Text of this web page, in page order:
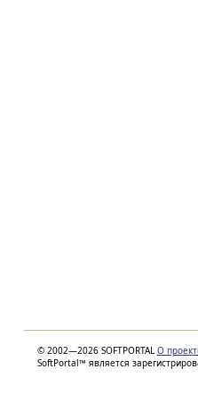
© 2002—2026 SOFTPORTAL О
SoftPortal™ является